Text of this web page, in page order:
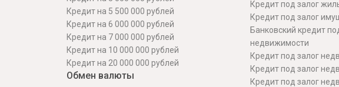
Кредит на 5 500 000 рублей
Кредит на 6 000 000 рублей
Кредит на 7 000 000 рублей
Кредит на 10 000 000 рублей
Кредит на 20 000 000 рублей
Обмен валюты
Кредит под залог
Кредит под залог
Банковский кредит
недвижимости
Кредит под залог
Кредит под залог
Кредит под залог